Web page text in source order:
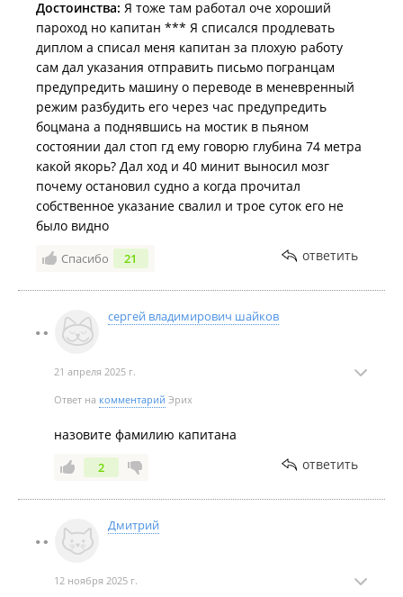
Достоинства: Я тоже там работал оче хороший
пароход но капитан *** Я списался продлевать
диплом а списал меня капитан за плохую работу
сам дал указания отправить письмо погранцам
предупредить машину о переводе в меневренный
режим разбудить его через час предупредить
боцмана а поднявшись на мостик в пьяном
состоянии дал стоп гд ему говорю глубина 74 метра
какой якорь? Дал ход и 40 минит выносил мозг
почему остановил судно а когда прочитал
собственное указание свалил и трое суток его не
было видно
Спасибо 21 ответить
сергей владимирович шайков
21 апреля 2025 г.
Ответ на комментарий Эрих
назовите фамилию капитана
2 ответить
Дмитрий
12 ноября 2025 г.